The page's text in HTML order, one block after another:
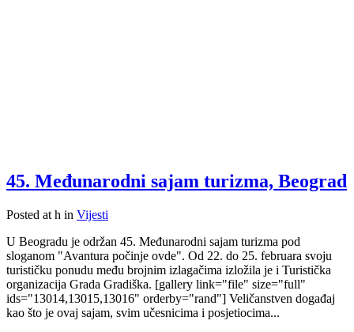
45. Međunarodni sajam turizma, Beograd
Posted at h in Vijesti
U Beogradu je održan 45. Međunarodni sajam turizma pod
sloganom "Avantura počinje ovde". Od 22. do 25. februara svoju
turističku ponudu među brojnim izlagačima izložila je i Turistička
organizacija Grada Gradiška. [gallery link="file" size="full"
ids="13014,13015,13016" orderby="rand"] Veličanstven događaj
kao što je ovaj sajam, svim učesnicima i posjetiocima...